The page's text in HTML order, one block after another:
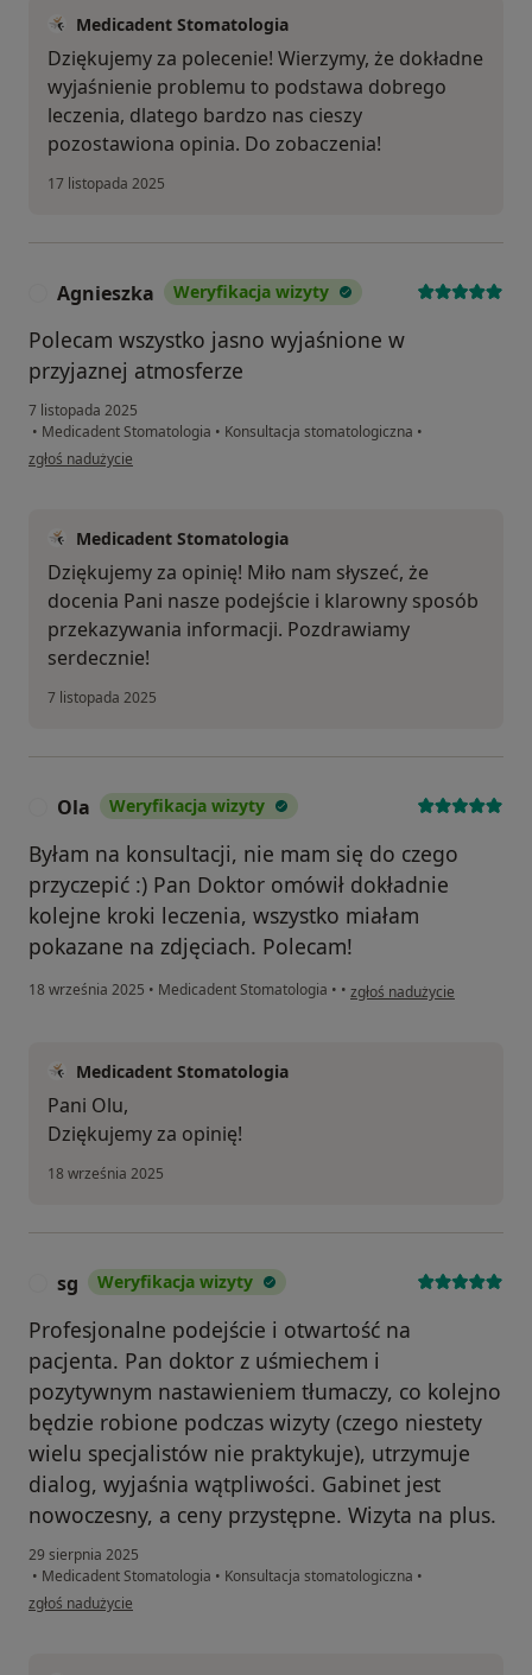
Medicadent Stomatologia
Dziękujemy za polecenie! Wierzymy, że dokładne
wyjaśnienie problemu to podstawa dobrego
leczenia, dlatego bardzo nas cieszy
pozostawiona opinia. Do zobaczenia!
17 listopada 2025
Agnieszka Weryfikacja wizyty
Polecam wszystko jasno wyjaśnione w
przyjaznej atmosferze
7 listopada 2025
• Medicadent Stomatologia • Konsultacja stomatologiczna •
w opinii użytkownika Agnieszka
zgłoś nadużycie
Medicadent Stomatologia
Dziękujemy za opinię! Miło nam słyszeć, że
docenia Pani nasze podejście i klarowny sposób
przekazywania informacji. Pozdrawiamy
serdecznie!
7 listopada 2025
Ola Weryfikacja wizyty
Byłam na konsultacji, nie mam się do czego
przyczepić :) Pan Doktor omówił dokładnie
kolejne kroki leczenia, wszystko miałam
pokazane na zdjęciach. Polecam!
18 września 2025 • Medicadent Stomatologia • • w opinii użytkownika Ola
zgłoś nadużycie
Medicadent Stomatologia
Pani Olu,
Dziękujemy za opinię!
18 września 2025
sg Weryfikacja wizyty
Profesjonalne podejście i otwartość na
pacjenta. Pan doktor z uśmiechem i
pozytywnym nastawieniem tłumaczy, co kolejno
będzie robione podczas wizyty (czego niestety
wielu specjalistów nie praktykuje), utrzymuje
dialog, wyjaśnia wątpliwości. Gabinet jest
nowoczesny, a ceny przystępne. Wizyta na plus.
29 sierpnia 2025
• Medicadent Stomatologia • Konsultacja stomatologiczna •
w opinii użytkownika sg
zgłoś nadużycie